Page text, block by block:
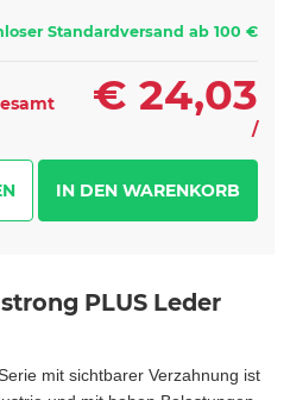
Standardversand ab 100 €
€ 24,03
/
PLUS Leder
mit sichtbarer Verzahnung ist